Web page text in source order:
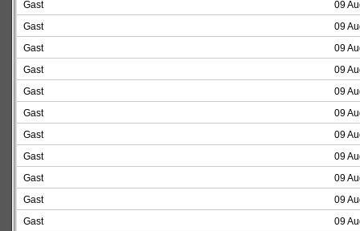
Gast
09
Gast
09
Gast
09
Gast
09
Gast
09
Gast
09
Gast
09
Gast
09
Gast
09
Gast
09
Gast
09